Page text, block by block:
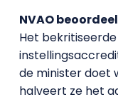
NVAO
Het
de minister doet
halveert ze het